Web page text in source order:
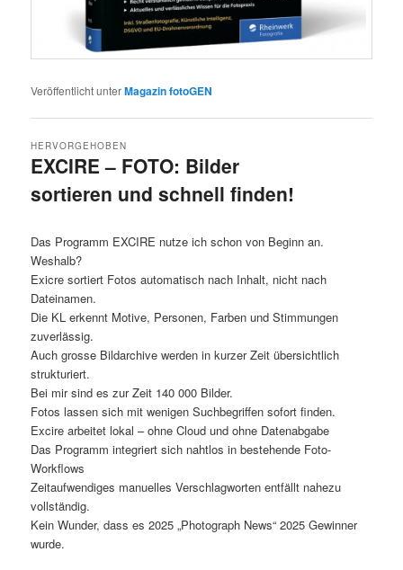
Veröffentlicht unterMagazin fotoGEN
EXCIRE – FOTO: Bilder
sortieren und schnell finden!
HERVORGEHOBEN
Das Programm EXCIRE nutze ich schon von Beginn an.
Weshalb?
Exicre sortiert Fotos automatisch nach Inhalt, nicht nach
Dateinamen.
Die KL erkennt Motive, Personen, Farben und Stimmungen
zuverlässig.
Auch grosse Bildarchive werden in kurzer Zeit übersichtlich
strukturiert.
Bei mir sind es zur Zeit 140 000 Bilder.
Fotos lassen sich mit wenigen Suchbegriffen sofort finden.
Excire arbeitet lokal – ohne Cloud und ohne Datenabgabe
Das Programm integriert sich nahtlos in bestehende Foto-
Workflows
Zeitaufwendiges manuelles Verschlagworten entfällt nahezu
vollständig.
Kein Wunder, dass es 2025 „Photograph News“ 2025 Gewinner
wurde.